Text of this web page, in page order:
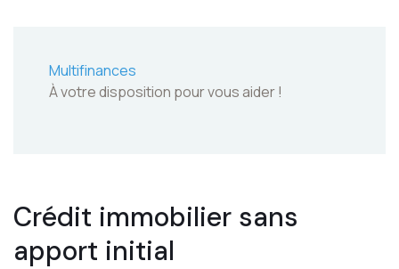
Multifinances
À votre disposition pour vous aider !
Crédit immobilier sans
apport initial